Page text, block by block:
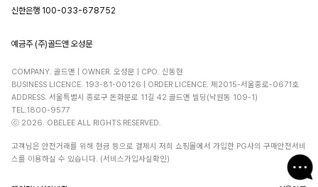
신한은행 100-033-678752
예금주 (주)골드앤 오성문
COMPANY. 골드앤 | OWNER. 오성문 | CPO. 신동현
BUSINESS LICENCE. 193-81-00126 | ORDER LICENCE. 제2015-서울종로-0671호
ADDRESS. 서울특별시 종로구 돈화문로 11길 42 골드앤 빌딩(낙원동 109-1)
TEL.1800-9577
ⓒ 2026. OBELEE ALL RIGHTS RESERVED.
고객님은 안전거래를 위해 현금 등으로 결제시 저희 쇼핑몰에서 가입한 PG사의 구매안전서비
스를 이용하실 수 있습니다. (서비스가입사실확인)